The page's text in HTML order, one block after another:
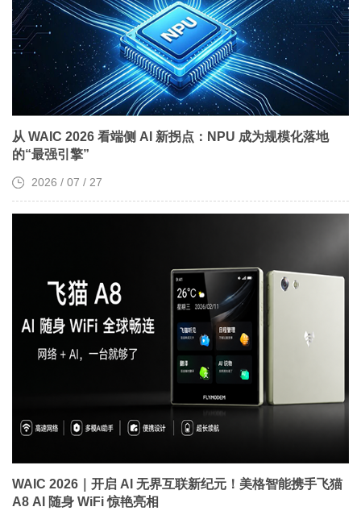
从 WAIC 2026 看端侧 AI 新拐点：NPU 成为规模化落地
的“最强引擎”
2026 / 07 / 27
WAIC 2026｜开启 AI 无界互联新纪元！美格智能携手飞猫
A8 AI 随身 WiFi 惊艳亮相